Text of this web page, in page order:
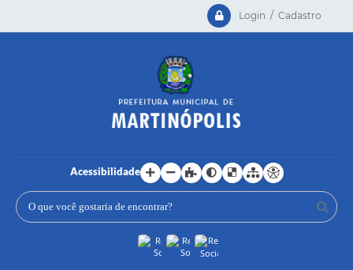
Login / Cadastro
Acessibilidade